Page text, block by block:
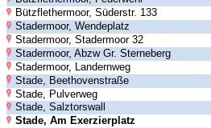
Bützflethermoor, Süderstr. 133
Stadermoor, Wendeplatz
Stadermoor, Stadermoor 32
Stadermoor, Abzw Gr. Sterneberg
Stadermoor, Landernweg
Stade, Beethovenstraße
Stade, Pulverweg
Stade, Salztorswall
Stade, Am Exerzierplatz